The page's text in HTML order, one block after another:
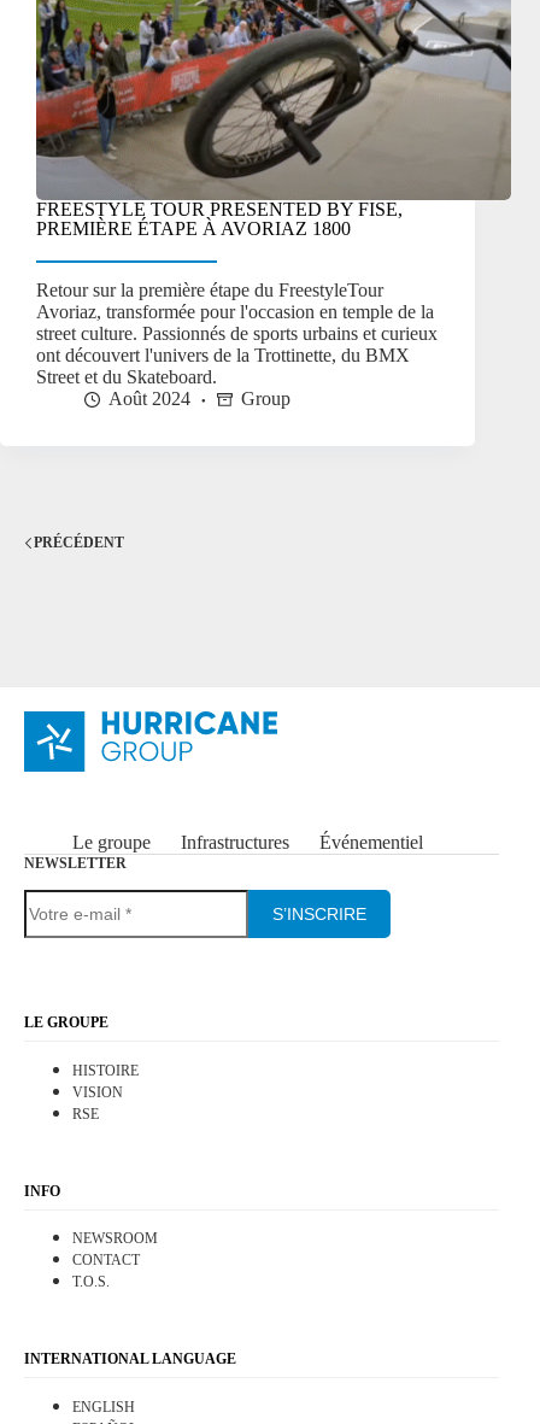
FREESTYLE TOUR PRESENTED BY FISE,
PREMIÈRE ÉTAPE À AVORIAZ 1800
Retour sur la première étape du FreestyleTour
Avoriaz, transformée pour l'occasion en temple de la
street culture. Passionnés de sports urbains et curieux
ont découvert l'univers de la Trottinette, du BMX
Street et du Skateboard.
Août 2024
Group
PRÉCÉDENT
Le groupe Infrastructures Événementiel
NEWSLETTER
S’INSCRIRE
LE GROUPE
HISTOIRE
VISION
RSE
INFO
NEWSROOM
CONTACT
T.O.S.
INTERNATIONAL LANGUAGE
ENGLISH